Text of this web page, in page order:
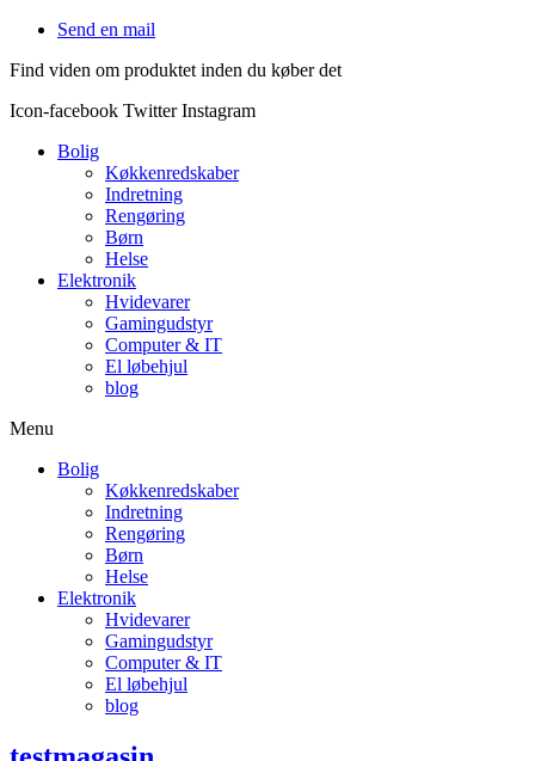
Videre
indhold
Send en mail
Find viden om produktet inden du køber det
Icon-facebook Twitter Instagram
Bolig
Køkkenredskaber
Indretning
Rengøring
Børn
Helse
Elektronik
Hvidevarer
Gamingudstyr
Computer & IT
El løbehjul
blog
Menu
Bolig
Køkkenredskaber
Indretning
Rengøring
Børn
Helse
Elektronik
Hvidevarer
Gamingudstyr
Computer & IT
El løbehjul
blog